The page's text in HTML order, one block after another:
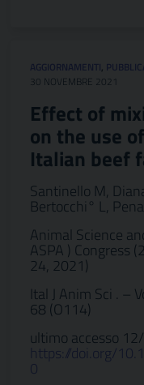
AGGIORNAMENTI,
30 NOVEMBRE 2021
Effect of
on the use
Italian beef
Santinello M,
Bertocchi° L,
Animal Science
ASPA ) Congress
24, 2021)
Ital J Anim Sci . –
68 (O114)
ultimo accesso
https://doi.org/
0